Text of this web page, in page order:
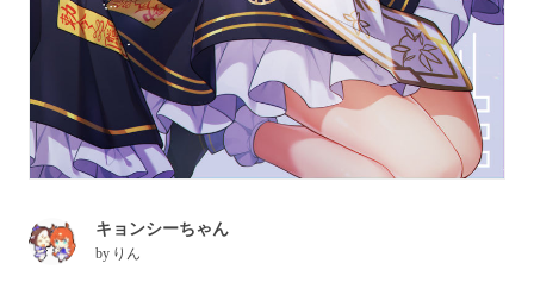
キョンシーちゃん
by りん